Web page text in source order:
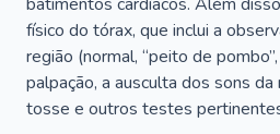
físico do tórax, que inclui a
região (normal, “peito de
palpação, a ausculta dos sons da
tosse e outros testes